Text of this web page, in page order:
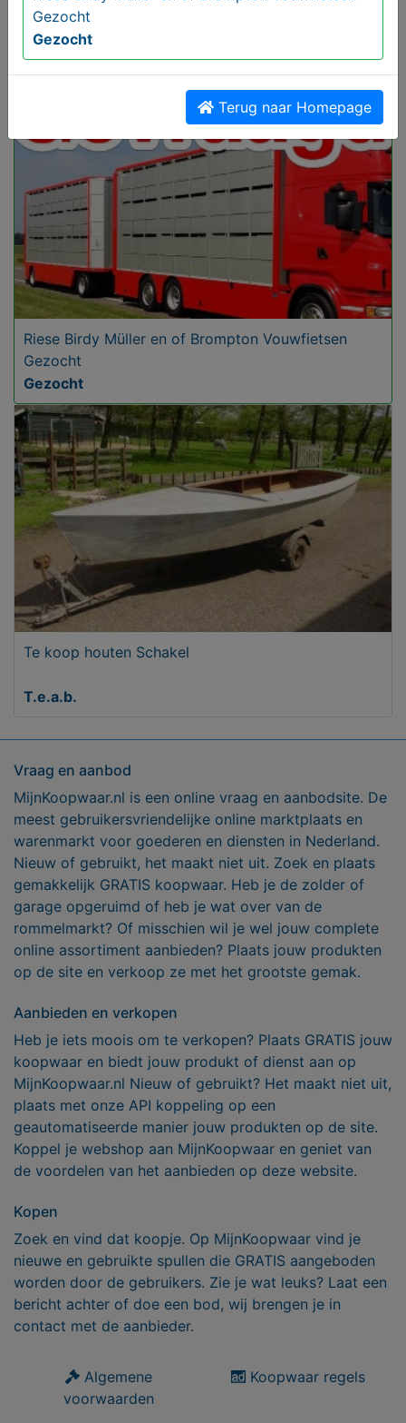
BB-line met Yamaha 8pk fourstroke
€ 1400,00
Riese Birdy Müller en of Brompton Vouwfietsen
Gezocht
Gezocht
Te koop houten Schakel
T.e.a.b.
Gezocht
Gezocht
Terug naar Homepage
Vraag en aanbod
MijnKoopwaar.nl is een online vraag en aanbodsite. De
meest gebruikersvriendelijke online marktplaats en
warenmarkt voor goederen en diensten in Nederland.
Nieuw of gebruikt, het maakt niet uit. Zoek en plaats
gemakkelijk GRATIS koopwaar. Heb je de zolder of
garage opgeruimd of heb je wat over van de
rommelmarkt? Of misschien wil je wel jouw complete
online assortiment aanbieden? Plaats jouw produkten
op de site en verkoop ze met het grootste gemak.
Aanbieden en verkopen
Heb je iets moois om te verkopen? Plaats GRATIS jouw
koopwaar en biedt jouw produkt of dienst aan op
MijnKoopwaar.nl Nieuw of gebruikt? Het maakt niet uit,
plaats met onze API koppeling op een
geautomatiseerde manier jouw produkten op de site.
Koppel je webshop aan MijnKoopwaar en geniet van
de voordelen van het aanbieden op deze website.
Kopen
Zoek en vind dat koopje. Op MijnKoopwaar vind je
nieuwe en gebruikte spullen die GRATIS aangeboden
worden door de gebruikers. Zie je wat leuks? Laat een
bericht achter of doe een bod, wij brengen je in
contact met de aanbieder.
Algemene
voorwaarden
Koopwaar regels